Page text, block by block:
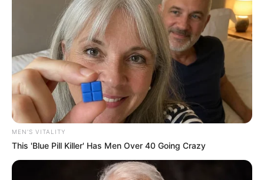
The World Cup 2026 Facts Fans Can't Stop Talking
About
BRAINBERRIES
MEN'S VITALITY
This 'Blue Pill Killer' Has Men Over 40 Going Crazy